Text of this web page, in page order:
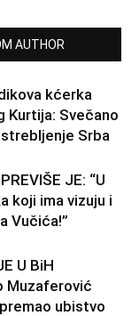
AUTHOR
kćerka
Kurtija: Svečano
Srba
JE: “U
koji ima vizuju i
Vučića!”
U BiH
Muzaferović
ubistvo